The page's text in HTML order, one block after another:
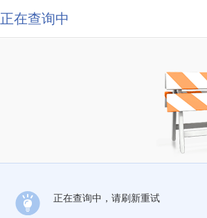
正在查询中
正在查询中，请刷新重试